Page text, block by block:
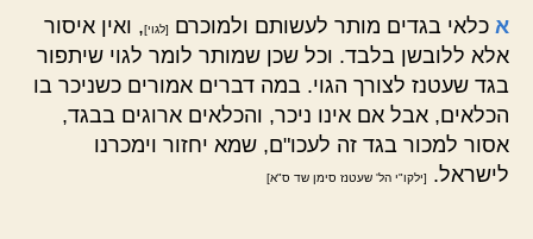
א כלאי בגדים מותר לעשותם ולמוכרם [לגוי], ואין איסור
אלא ללובשן בלבד. וכל שכן שמותר לומר לגוי שיתפור
בגד שעטנז לצורך הגוי. במה דברים אמורים כשניכר בו
הכלאים, אבל אם אינו ניכר, והכלאים ארוגים בבגד,
אסור למכור בגד זה לעכו"ם, שמא יחזור וימכרנו
לישראל.
[ילקו"י הל' שעטנז סימן שד ס"א]